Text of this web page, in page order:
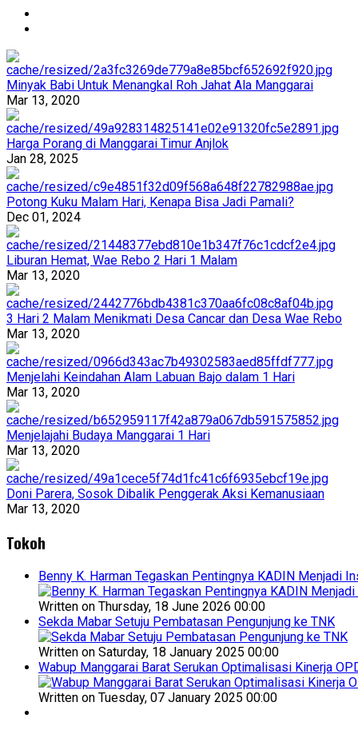
Minyak Babi Untuk Menangkal Roh Jahat Ala Manggarai
Mar 13, 2020
Harga Porang di Manggarai Timur Anjlok
Jan 28, 2025
Potong Kuku Malam Hari, Kenapa Bisa Jadi Pamali?
Dec 01, 2024
Liburan Hemat, Wae Rebo 2 Hari 1 Malam
Mar 13, 2020
3 Hari 2 Malam Menikmati Desa Cancar dan Desa Wae Rebo
Mar 13, 2020
Menjelahi Keindahan Alam Labuan Bajo dalam 1 Hari
Mar 13, 2020
Menjelajahi Budaya Manggarai 1 Hari
Mar 13, 2020
Doni Parera, Sosok Dibalik Penggerak Aksi Kemanusiaan
Mar 13, 2020
Tokoh
Benny K. Harman Tegaskan Pentingnya KADIN Menjadi
Written on Thursday, 18 June 2026 00:00
Sekda Mabar Setuju Pembatasan Pengunjung ke TNK
Written on Saturday, 18 January 2025 00:00
Wabup Manggarai Barat Serukan Optimalisasi Kinerja
Written on Tuesday, 07 January 2025 00:00